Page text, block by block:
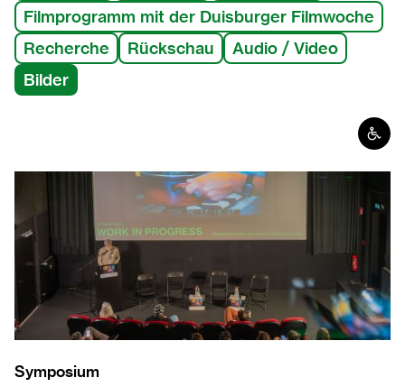
2022
2021
2018
2017
2016
Filmprogramm mit der Duisburger Filmwoche
Recherche
Rückschau
Audio / Video
Bilder
Symposium